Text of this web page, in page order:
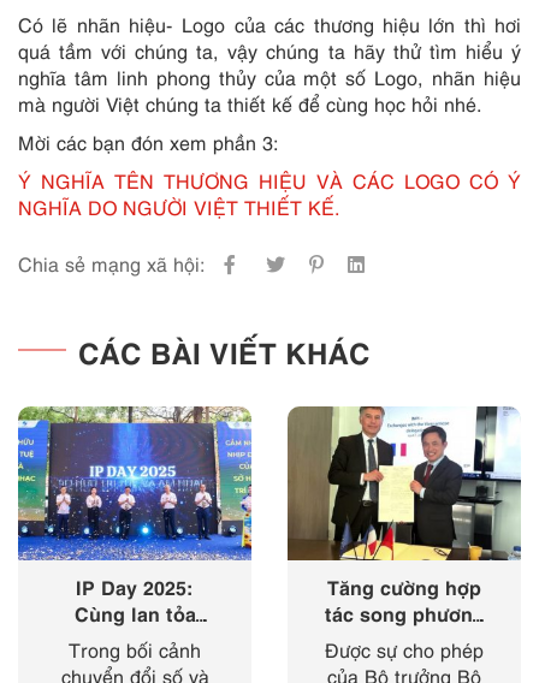
Có lẽ nhãn hiệu- Logo của các thương hiệu lớn thì hơi
quá tầm với chúng ta, vậy chúng ta hãy thử tìm hiểu ý
nghĩa tâm linh phong thủy của một số Logo, nhãn hiệu
mà người Việt chúng ta thiết kế để cùng học hỏi nhé.
Mời các bạn đón xem phần 3:
Ý NGHĨA TÊN THƯƠNG HIỆU VÀ CÁC LOGO CÓ Ý
NGHĨA DO NGƯỜI VIỆT THIẾT KẾ.
Chia sẻ mạng xã hội:
CÁC BÀI VIẾT KHÁC
IP Day 2025:
Cùng lan tỏa
‘nhịp điệu’ của
sở hữu trí tuệ
Trong bối cảnh
chuyển đổi số và
Tăng cường hợp
tác song phương
giữa Cục Sở hữu
trí tuệ với Viện
Được sự cho phép
của Bộ trưởng Bộ